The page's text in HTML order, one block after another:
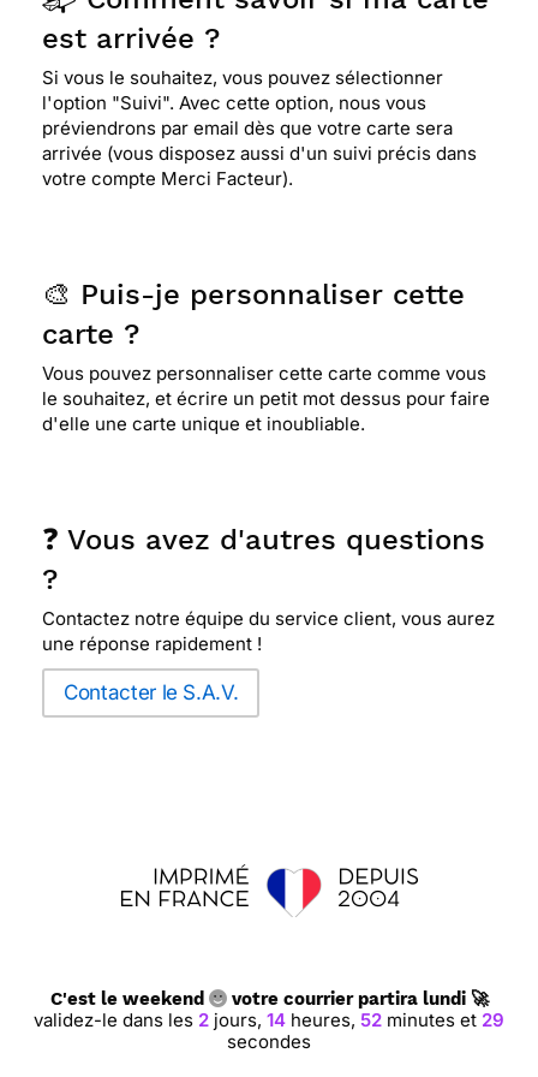
est arrivée ?
Si vous le souhaitez, vous pouvez sélectionner
l'option "Suivi". Avec cette option, nous vous
préviendrons par email dès que votre carte sera
arrivée (vous disposez aussi d'un suivi précis dans
votre compte Merci Facteur).
🎨 Puis-je personnaliser cette
carte ?
Vous pouvez personnaliser cette carte comme vous
le souhaitez, et écrire un petit mot dessus pour faire
d'elle une carte unique et inoubliable.
❓ Vous avez d'autres questions
?
Contactez notre équipe du service client, vous aurez
une réponse rapidement !
Contacter le S.A.V.
C'est le weekend votre courrier partira lundi 🚀
validez-le dans les 2 jours, 14 heures, 52 minutes et 28
secondes